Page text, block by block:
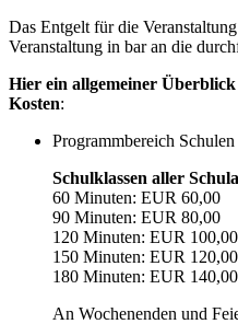
Das Entgelt für die
Veranstaltung in bar an die
Hier ein allgemeiner
Kosten:
Programmbereich Schulen
Schulklassen aller
60 Minuten: EUR 60,00
90 Minuten: EUR 80,00
120 Minuten: EUR 100,00
150 Minuten: EUR 120,00
180 Minuten: EUR 140,00
An Wochenenden und